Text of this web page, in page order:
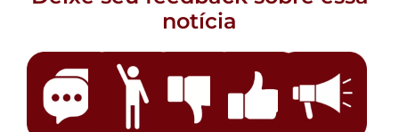
notícia